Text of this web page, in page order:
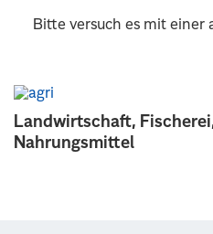
Landwirtschaft,
Nahrungsmittel
Bitte versuch es mit einer